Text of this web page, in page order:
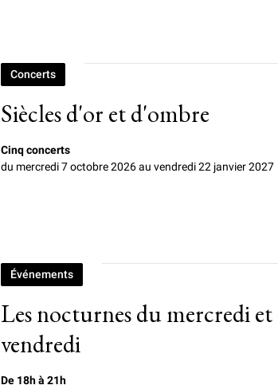
Siècles d'or et d'ombre
Concerts
Cinq concerts
du mercredi 7 octobre 2026 au vendredi 22 janvier 2027
Les nocturnes du mercredi
vendredi
Événements
De 18h à 21h